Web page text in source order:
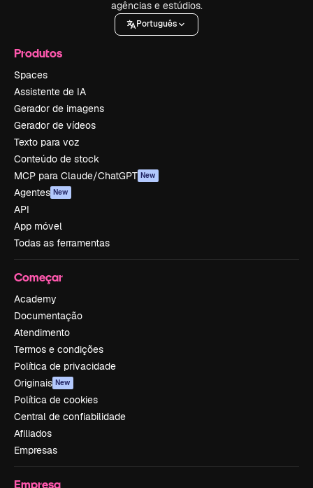
agências e estúdios.
Português
Produtos
Spaces
Assistente de IA
Gerador de imagens
Gerador de vídeos
Texto para voz
Conteúdo de stock
MCP para Claude/ChatGPT New
Agentes New
API
App móvel
Todas as ferramentas
Começar
Academy
Documentação
Atendimento
Termos e condições
Política de privacidade
Originais New
Política de cookies
Central de confiabilidade
Afiliados
Empresas
Empresa